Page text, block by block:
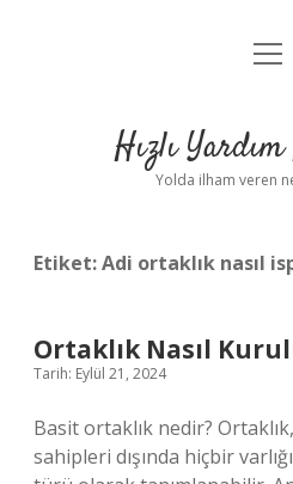
Yasal
Hızlı
Yolda ilham veren
Etiket:Adi ortaklık nasıl
Ortaklık Nasıl
Tarih: Eylül 21, 2024
Basit ortaklık nedir?
sahipleri dışında hiçbir